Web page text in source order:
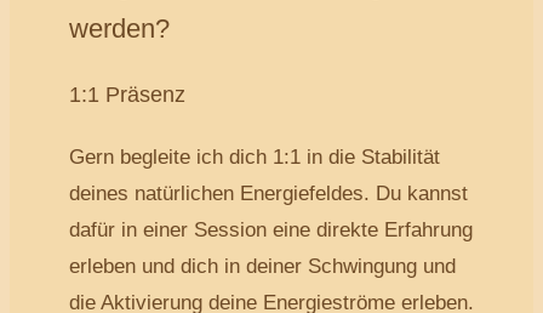
werden?
1:1 Präsenz
Gern begleite ich dich 1:1 in die Stabilität
deines natürlichen Energiefeldes. Du kannst
dafür in einer Session eine direkte Erfahrung
erleben und dich in deiner Schwingung und
die Aktivierung deine Energieströme erleben.